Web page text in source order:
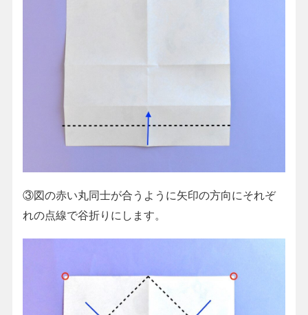
③図の赤い丸同士が合うように矢印の方向にそれぞ
れの点線で谷折りにします。